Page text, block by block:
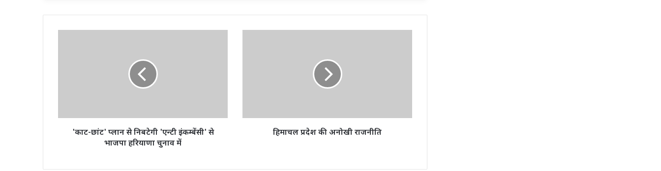
भाजपा
हरियाणा
'काट-छांट' प्लान से निबटेगी 'एन्टी इंकम्बेंसी' से
भाजपा हरियाणा चुनाव में
हिमाचल प्रदेश की अनोखी राजनीति